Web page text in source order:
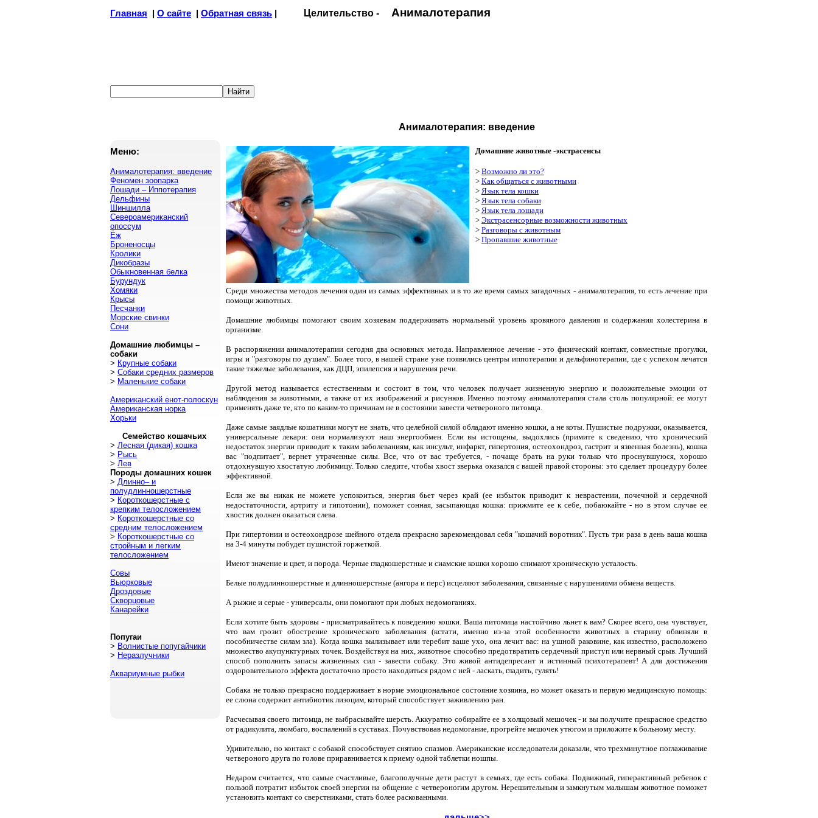
Главная | О сайте | Обратная связь | Целительство - Анималотерапия
Меню:
Анималотерапия: введение
Феномен зоопарка
Лошади – Иппотерапия
Дельфины
Шиншилла
Североамериканский
опоссум
Ёж
Броненосцы
Кролики
Дикобразы
Обыкновенная белка
Бурундук
Хомяки
Крысы
Песчанки
Морские свинки
Сони
Домашние любимцы –
собаки
> Крупные собаки
> Собаки средних размеров
> Маленькие собаки
Американский енот-полоскун
Американская норка
Хорьки
Семейство кошачьих
> Лесная (дикая) кошка
> Рысь
> Лев
Породы домашних кошек
> Длинно– и
полудлинношерстные
> Короткошерстные с
крепким телосложением
> Короткошерстные со
средним телосложением
> Короткошерстные со
стройным и легким
телосложением
Совы
Вьюрковые
Дроздовые
Скворцовые
Канарейки
Попугаи
> Волнистые попугайчики
> Неразлучники
Аквариумные рыбки
Анималотерапия: введение
Среди множества методов лечения один из самых эффективных и в то же время самых загадочных - анималотерапия, то есть лечение при
помощи животных.
Домашние любимцы помогают своим хозяевам поддерживать нормальный уровень кровяного давления и содержания холестерина в
организме.
В распоряжении анималотерапии сегодня два основных метода. Направленное лечение - это физический контакт, совместные прогулки,
игры и "разговоры по душам". Более того, в нашей стране уже появились центры иппотерапии и дельфинотерапии, где с успехом лечатся
такие тяжелые заболевания, как ДЦП, эпилепсия и нарушения речи.
Другой метод называется естественным и состоит в том, что человек получает жизненную энергию и положительные эмоции от
наблюдения за животными, а также от их изображений и рисунков. Именно поэтому анималотерапия стала столь популярной: ее могут
применять даже те, кто по каким-то причинам не в состоянии завести четвероного питомца.
Даже самые заядлые кошатники могут не знать, что целебной силой обладают именно кошки, а не коты. Пушистые подружки, оказывается,
универсальные лекари: они нормализуют наш энергообмен. Если вы истощены, выдохлись (примите к сведению, что хронический
недостаток энергии приводит к таким заболеваниям, как инсульт, инфаркт, гипертония, остеохондроз, гастрит и язвенная болезнь), кошка
вас "подпитает", вернет утраченные силы. Все, что от вас требуется, - почаще брать на руки только что проснувшуюся, хорошо
отдохнувшую хвостатую любимицу. Только следите, чтобы хвост зверька оказался с вашей правой стороны: это сделает процедуру более
эффективной.
Если же вы никак не можете успокоиться, энергия бьет через край (ее избыток приводит к неврастении, почечной и сердечной
недостаточности, артриту и гипотонии), поможет сонная, засыпающая кошка: прижмите ее к себе, побаюкайте - но в этом случае ее
хвостик должен оказаться слева.
При гипертонии и остеохондрозе шейного отдела прекрасно зарекомендовал себя "кошачий воротник". Пусть три раза в день ваша кошка
на 3-4 минуты побудет пушистой горжеткой.
Имеют значение и цвет, и порода. Черные гладкошерстные и сиамские кошки хорошо снимают хроническую усталость.
Белые полудлинношерстные и длинношерстные (ангора и перс) исцеляют заболевания, связанные с нарушениями обмена веществ.
А рыжие и серые - универсалы, они помогают при любых недомоганиях.
Если хотите быть здоровы - присматривайтесь к поведению кошки. Ваша питомица настойчиво льнет к вам? Скорее всего, она чувствует,
что вам грозит обострение хронического заболевания (кстати, именно из-за этой особенности животных в старину обвиняли в
пособничестве силам зла). Когда кошка вылизывает или теребит ваше ухо, она лечит вас: на ушной раковине, как известно, расположено
множество акупунктурных точек. Воздействуя на них, животное способно предотвратить сердечный приступ или нервный срыв. Лучший
способ пополнить запасы жизненных сил - завести собаку. Это живой антидепресант и истинный психотерапевт! А для достижения
оздоровительного эффекта достаточно просто находиться рядом с ней - ласкать, гладить, гулять!
Собака не только прекрасно поддерживает в норме эмоциональное состояние хозяина, но может оказать и первую медицинскую помощь:
ее слюна содержит антибиотик лизоцим, который способствует заживлению ран.
Расчесывая своего питомца, не выбрасывайте шерсть. Аккуратно собирайте ее в холщовый мешочек - и вы получите прекрасное средство
от радикулита, люмбаго, воспалений в суставах. Почувствовав недомогание, прогрейте мешочек утюгом и приложите к больному месту.
Удивительно, но контакт с собакой способствует снятию спазмов. Американские исследователи доказали, что трехминутное поглаживание
четвероного друга по голове приравнивается к приему одной таблетки ношпы.
Недаром считается, что самые счастливые, благополучные дети растут в семьях, где есть собака. Подвижный, гиперактивный ребенок с
пользой потратит избыток своей энергии на общение с четвероногим другом. Нерешительным и замкнутым малышам животное поможет
установить контакт со сверстниками, стать более раскованными.
Домашние животные -экстрасенсы
> Возможно ли это?
> Как общаться с животными
> Язык тела кошки
> Язык тела собаки
> Язык тела лошади
> Экстрасенсорные возможности животных
> Разговоры с животным
> Пропавшие животные